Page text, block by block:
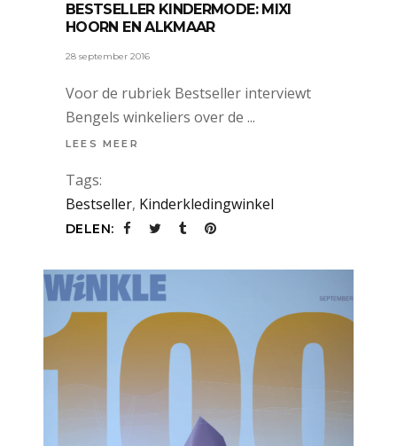
BESTSELLER KINDERMODE: MIXI
HOORN EN ALKMAAR
28 september 2016
Voor de rubriek Bestseller interviewt
Bengels winkeliers over de
LEES MEER
Tags:
Bestseller, Kinderkledingwinkel
DELEN: